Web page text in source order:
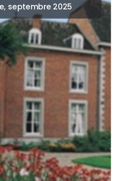
septembre 2025